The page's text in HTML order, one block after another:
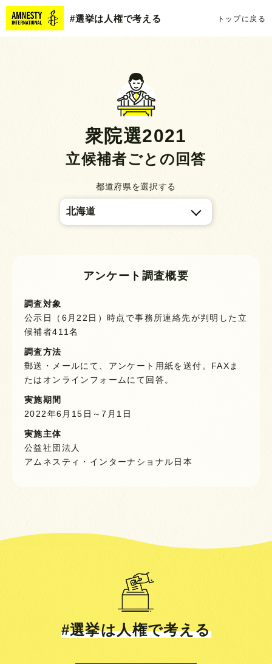
#選挙は人権で考える トップに戻る
衆院選2021
立候補者ごとの回答
都道府県を選択する
アンケート調査概要
調査対象
公示日（6月22日）時点で事務所連絡先が判明した立
候補者411名
調査方法
郵送・メールにて、アンケート用紙を送付。FAXま
たはオンラインフォームにて回答。
実施期間
2022年6月15日～7月1日
実施主体
公益社団法人
アムネスティ・インターナショナル日本
#選挙は人権で考える